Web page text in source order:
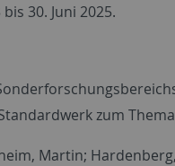
30. Juni 2025.
zum
Martin;